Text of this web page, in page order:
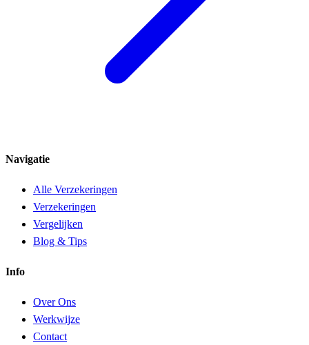
Navigatie
Alle Verzekeringen
Verzekeringen
Vergelijken
Blog & Tips
Info
Over Ons
Werkwijze
Contact